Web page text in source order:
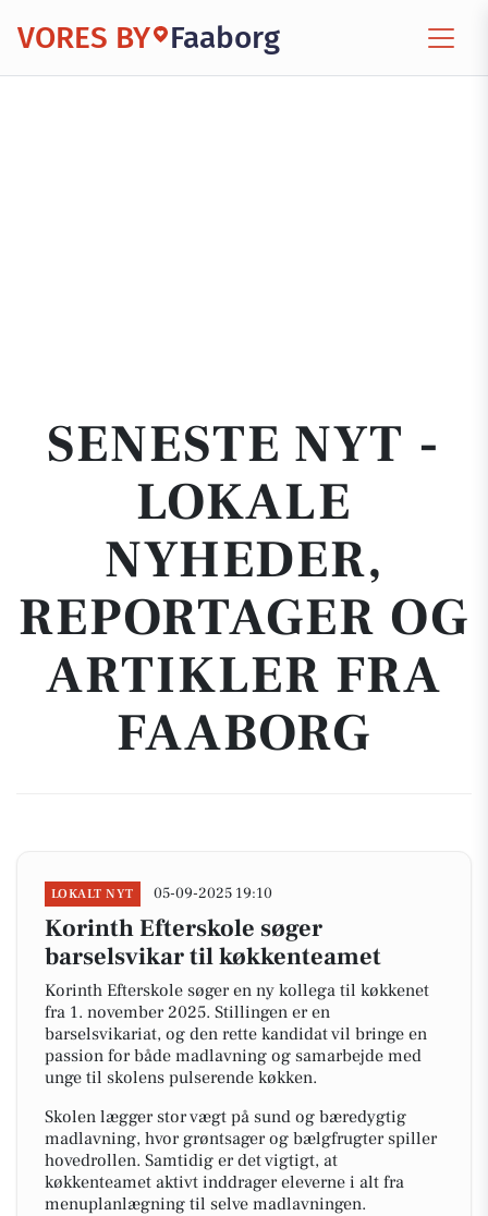
VORES BY Faaborg
SENESTE NYT -
LOKALE
NYHEDER,
REPORTAGER OG
ARTIKLER FRA
FAABORG
LOKALT NYT 05-09-2025 19:10
Korinth Efterskole søger
barselsvikar til køkkenteamet
Korinth Efterskole søger en ny kollega til køkkenet
fra 1. november 2025. Stillingen er en
barselsvikariat, og den rette kandidat vil bringe en
passion for både madlavning og samarbejde med
unge til skolens pulserende køkken.
Skolen lægger stor vægt på sund og bæredygtig
madlavning, hvor grøntsager og bælgfrugter spiller
hovedrollen. Samtidig er det vigtigt, at
køkkenteamet aktivt inddrager eleverne i alt fra
menuplanlægning til selve madlavningen.